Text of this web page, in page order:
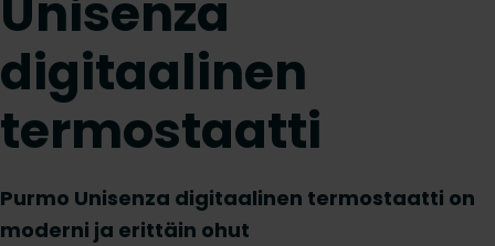
digitaalinen
termostaatti
Purmo Unisenza digitaalinen termostaatti on
moderni ja erittäin ohut